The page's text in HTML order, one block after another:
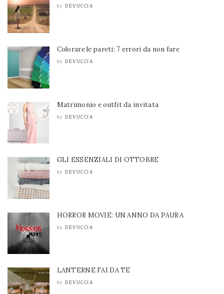
by DEVUCCIA
Colorare le pareti: 7 errori da non fare
by DEVUCCIA
Matrimonio e outfit da invitata
by DEVUCCIA
GLI ESSENZIALI DI OTTOBRE
by DEVUCCIA
HORROR MOVIE: UN ANNO DA PAURA
by DEVUCCIA
LANTERNE FAI DA TE
by DEVUCCIA